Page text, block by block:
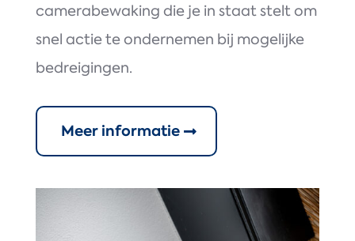
camerabewaking die je in staat stelt om
snel actie te ondernemen bij mogelijke
bedreigingen.
Meer informatie